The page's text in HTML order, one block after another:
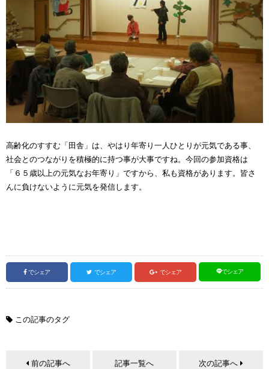
高齢化のすすむ「田舎」は、やはり年寄り一人ひとりが元気である事、
社会とのつながりを積極的に持つ事が大事ですね。今回の参加資格は
「６５歳以上の元気なお年寄り」ですから、私も資格があります。皆さ
んに負けないように元気を発信します。
でシェア でシェア でシェア でシェア
この記事のタグ
前の記事へ 記事一覧へ 次の記事へ